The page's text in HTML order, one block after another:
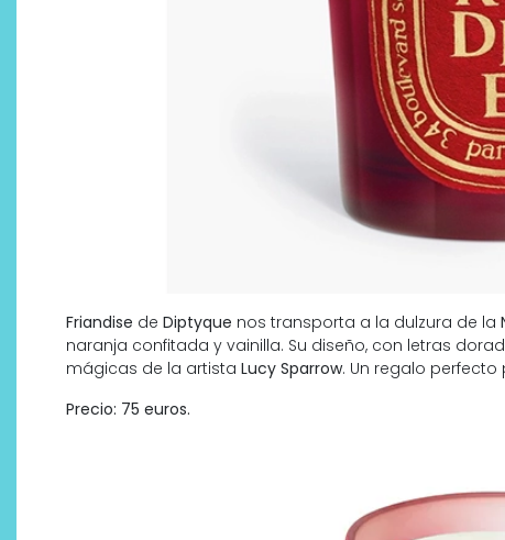
Friandise de Diptyque nos transporta a la dulzura de la
naranja confitada y vainilla. Su diseño, con letras
mágicas de la artista Lucy Sparrow. Un regalo
Precio: 75 euros.